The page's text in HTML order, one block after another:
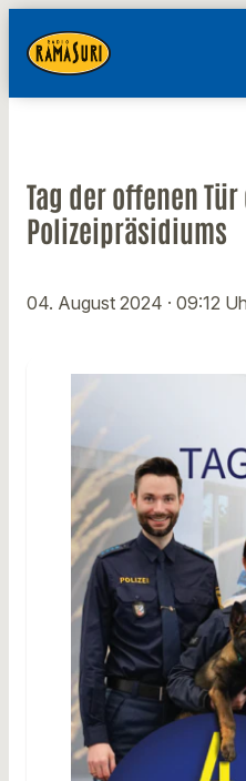
Tag der offenen Tür
Polizeipräsidiums
04. August 2024 · 09:12